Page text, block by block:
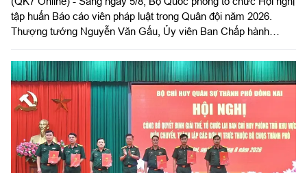
tập huấn Báo cáo viên pháp luật trong Quân đội năm 2026.
Thượng tướng Nguyễn Văn Gấu, Ủy viên Ban Chấp hành
Bộ Quốc phòng, Chủ tịch Hội đồng Phổ biến, giáo dục pháp luật
Bộ Quốc phòng chủ trì hội nghị. Hội nghị được tổ chức bằng
hình thức trực tiếp kết hợp với trực tuyến tại 122 điểm cầu
trong toàn quân.